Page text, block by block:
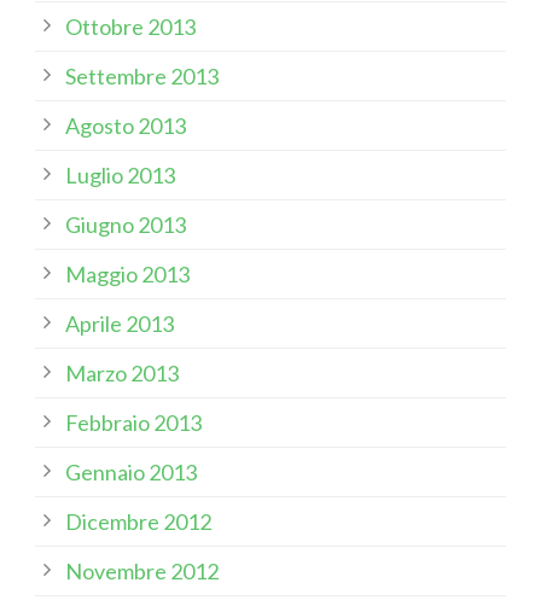
Ottobre 2013
Settembre 2013
Agosto 2013
Luglio 2013
Giugno 2013
Maggio 2013
Aprile 2013
Marzo 2013
Febbraio 2013
Gennaio 2013
Dicembre 2012
Novembre 2012